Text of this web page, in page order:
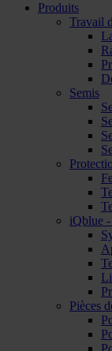
Produits
Travail
Semis
iQblue
Pièces